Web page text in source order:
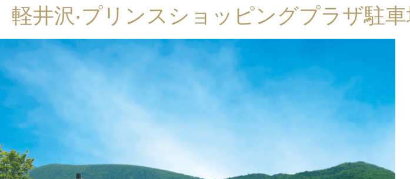
軽井沢‧プリンスショッピングプラザ駐